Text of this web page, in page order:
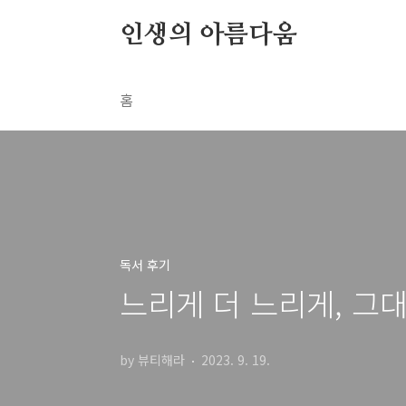
인생의 아름다움
홈
독서 후기
느리게 더 느리게, 그
by 뷰티해라 2023. 9. 19.